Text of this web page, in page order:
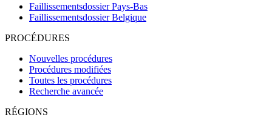
Faillissementsdossier Pays-Bas
Faillissementsdossier Belgique
PROCÉDURES
Nouvelles procédures
Procédures modifiées
Toutes les procédures
Recherche avancée
RÉGIONS